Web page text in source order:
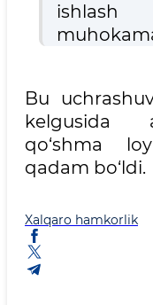
ishlash
Bu
kelgusida
qo‘shma
qadam bo‘ldi.
Xalqaro hamkorlik